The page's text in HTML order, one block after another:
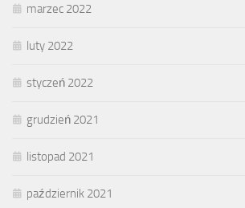
marzec 2022
luty 2022
styczeń 2022
grudzień 2021
listopad 2021
październik 2021